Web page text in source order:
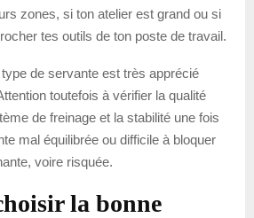
zones, si ton atelier est grand ou si
tes outils de ton poste de travail.
de servante est très apprécié
toutefois à vérifier la qualité
de freinage et la stabilité une fois
mal équilibrée ou difficile à bloquer
voire risquée.
la bonne